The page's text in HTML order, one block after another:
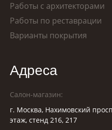
Работы с архитекторами
Работы по реставрации
Варианты покрытия
Адреса
Салон-магазин:
г. Москва, Нахимовский
этаж, стенд 216, 217